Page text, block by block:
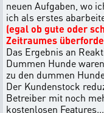
neuen Aufgaben, wo
ich als erstes
(egal ob gute oder
Zeitraumes
Das Ergebnis an
Dummen Hunde
zu den dummen
Der Kundenstock
Betreiber mit noch
kostenlosen